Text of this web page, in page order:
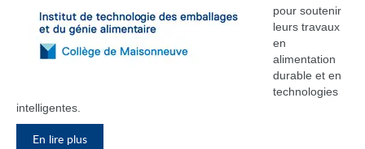
pour soutenir
leurs travaux
en
alimentation
durable et en
technologies
intelligentes.
En lire plus